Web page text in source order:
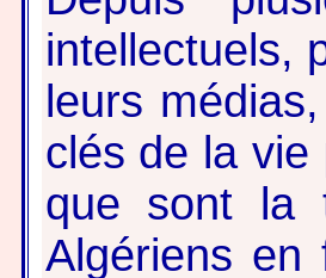
intellectuels,
leurs
clés de la vie
que sont la
Algériens en